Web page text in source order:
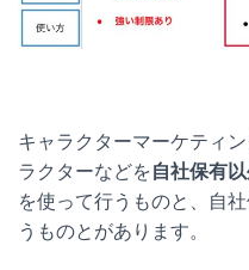
キャラクターマーケティ
ラクターなどを自社保有
を使って行うものと、自
うものとがあります。